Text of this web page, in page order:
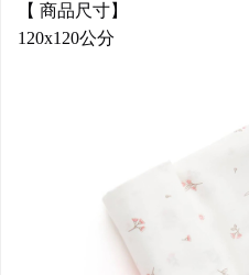
【 商品尺寸】
120x120公分